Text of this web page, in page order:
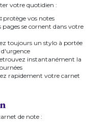
votre quotidien :
protège vos notes
pages se cornent dans votre
toujours un stylo à portée
instantanément la
rapidement votre carnet
de note :